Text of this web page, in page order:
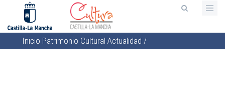
contenido
principal
Sobrescribir
Inicio Patrimonio Cultural Actualidad /